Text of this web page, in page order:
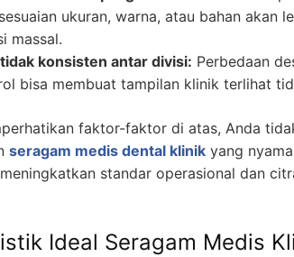
ukuran, warna, atau bahan akan
massal.
konsisten antar divisi: Perbedaan
bisa membuat tampilan klinik terlihat
faktor-faktor di atas, Anda
seragam medis dental klinik yang
standar operasional dan
Ideal Seragam Medis